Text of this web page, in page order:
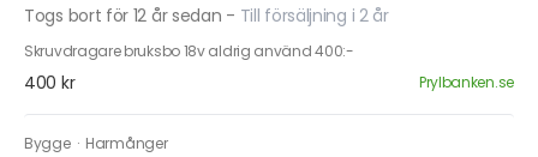
Togs bort för 12 år sedan - Till försäljning i 2 år
Skruvdragare bruksbo 18v aldrig använd 400:-
400 kr Prylbanken.se
Bygge · Harmånger